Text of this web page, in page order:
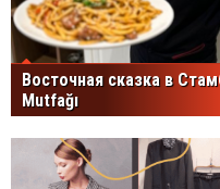
Восточная сказка в
Mutfağı